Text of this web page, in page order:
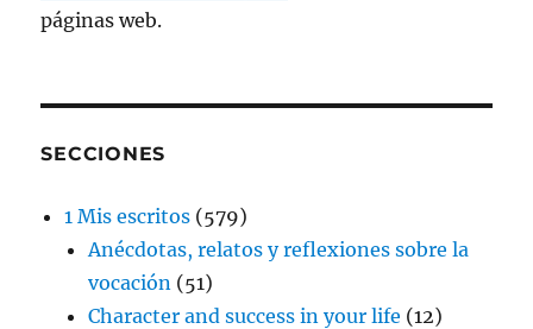
páginas web.
SECCIONES
1 Mis escritos (579)
Anécdotas, relatos y reflexiones sobre la
vocación (51)
Character and success in your life (12)